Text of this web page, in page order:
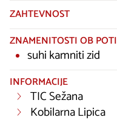
ZAHTEVNOST
ZNAMENITOSTI OB POTI
suhi kamniti zid
INFORMACIJE
TIC Sežana
Kobilarna Lipica